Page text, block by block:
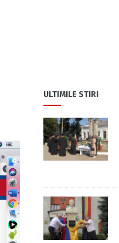
ULTIMILE STIRI